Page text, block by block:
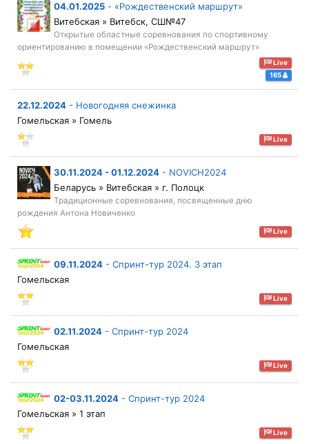
04.01.2025 - «Рождественский маршрут»
Витебская » Витебск, СШ№47
Открытые областные соревнования по спортивному
ориентированию в помещении «Рождественский маршрут»
Live
165
22.12.2024 - Новогодняя снежинка
Гомельская » Гомель
Live
30.11.2024 - 01.12.2024 - NOVICH2024
Беларусь » Витебская » г. Полоцк
Традиционные соревнования, посвященные дню
рождения Антона Новиченко
Live
09.11.2024 - Спринт-тур 2024. 3 этап
Гомельская
Live
02.11.2024 - Спринт-тур 2024
Гомельская
Live
02-03.11.2024 - Спринт-тур 2024
Гомельская » 1 этап
Live